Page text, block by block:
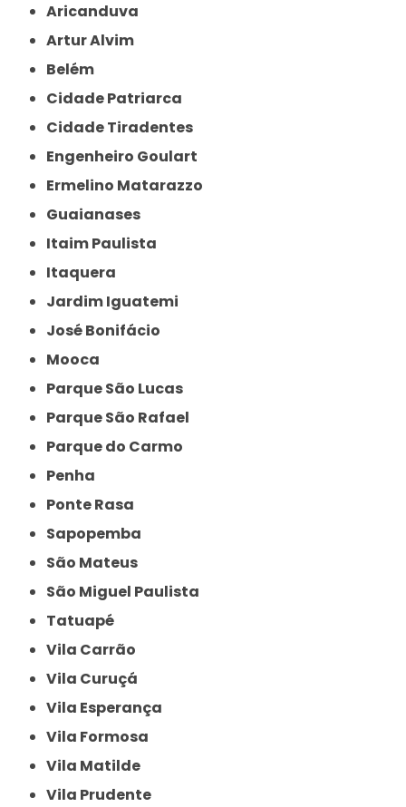
Aricanduva
Artur Alvim
Belém
Cidade Patriarca
Cidade Tiradentes
Engenheiro Goulart
Ermelino Matarazzo
Guaianases
Itaim Paulista
Itaquera
Jardim Iguatemi
José Bonifácio
Mooca
Parque São Lucas
Parque São Rafael
Parque do Carmo
Penha
Ponte Rasa
Sapopemba
São Mateus
São Miguel Paulista
Tatuapé
Vila Carrão
Vila Curuçá
Vila Esperança
Vila Formosa
Vila Matilde
Vila Prudente